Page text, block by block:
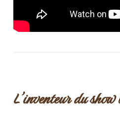
L’inventeur du show